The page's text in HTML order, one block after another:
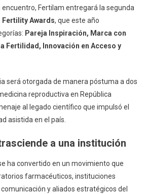
Fertilam entregará la segunda
Fertility Awards, que este año
Pareja Inspiración, Marca con
Fertilidad, Innovación en Acceso y
será otorgada de manera póstuma a dos
reproductiva en República
al legado científico que impulsó el
asistida en el país.
a una institución
ha convertido en un movimiento que
farmacéuticos, instituciones
y aliados estratégicos del